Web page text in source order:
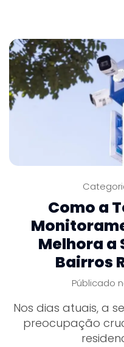
Como a
Melhora a
Bairros
Públicado
Nos dias atuais, a
preocupação